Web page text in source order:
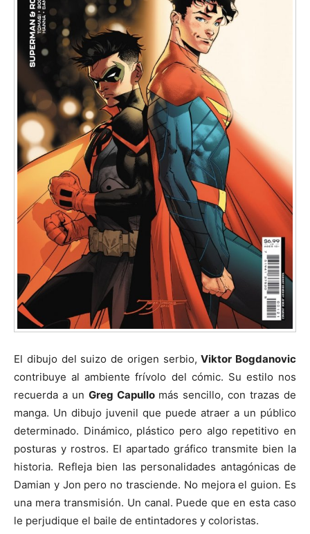
El dibujo del suizo de origen serbio,Viktor Bogdanovic
contribuye al ambiente frívolo del cómic. Su estilo nos
recuerda a un Greg Capullomás sencillo, con trazas de
manga. Un dibujo juvenil que puede atraer a un público
determinado. Dinámico, plástico pero algo repetitivo en
posturas y rostros. El apartado gráfico transmite bien la
historia. Refleja bien las personalidades antagónicas de
Damian y Jon pero no trasciende. No mejora el guion. Es
una mera transmisión. Un canal. Puede que en esta caso
le perjudique el baile de entintadores y coloristas.